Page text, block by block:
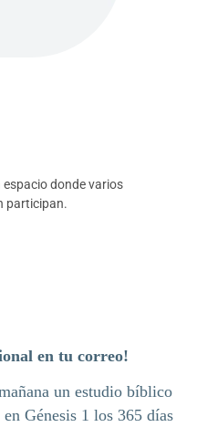
espacio donde varios
participan.
en tu correo!
un estudio bíblico
Génesis 1 los 365 días